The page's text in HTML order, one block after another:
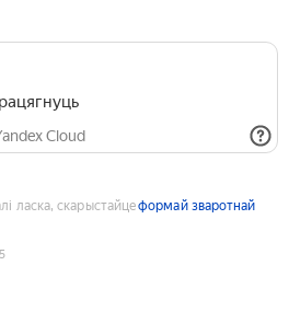
Cloud
ласка, скарыстайцеформай зваротнай